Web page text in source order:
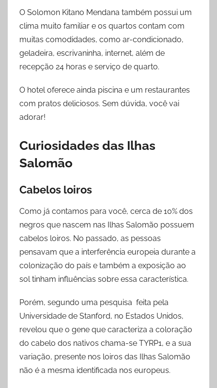
O Solomon Kitano Mendana também possui um
clima muito familiar e os quartos contam com
muitas comodidades, como ar-condicionado,
geladeira, escrivaninha, internet, além de
recepção 24 horas e serviço de quarto.
O hotel oferece ainda piscina e um restaurantes
com pratos deliciosos. Sem dúvida, você vai
adorar!
Curiosidades das Ilhas
Salomão
Cabelos loiros
Como já contamos para você, cerca de 10% dos
negros que nascem nas Ilhas Salomão possuem
cabelos loiros. No passado, as pessoas
pensavam que a interferência europeia durante a
colonização do país e também a exposição ao
sol tinham influências sobre essa característica.
Porém, segundo uma pesquisa feita pela
Universidade de Stanford, no Estados Unidos,
revelou que o gene que caracteriza a coloração
do cabelo dos nativos chama-se TYRP1, e a sua
variação, presente nos loiros das Ilhas Salomão
não é a mesma identificada nos europeus.